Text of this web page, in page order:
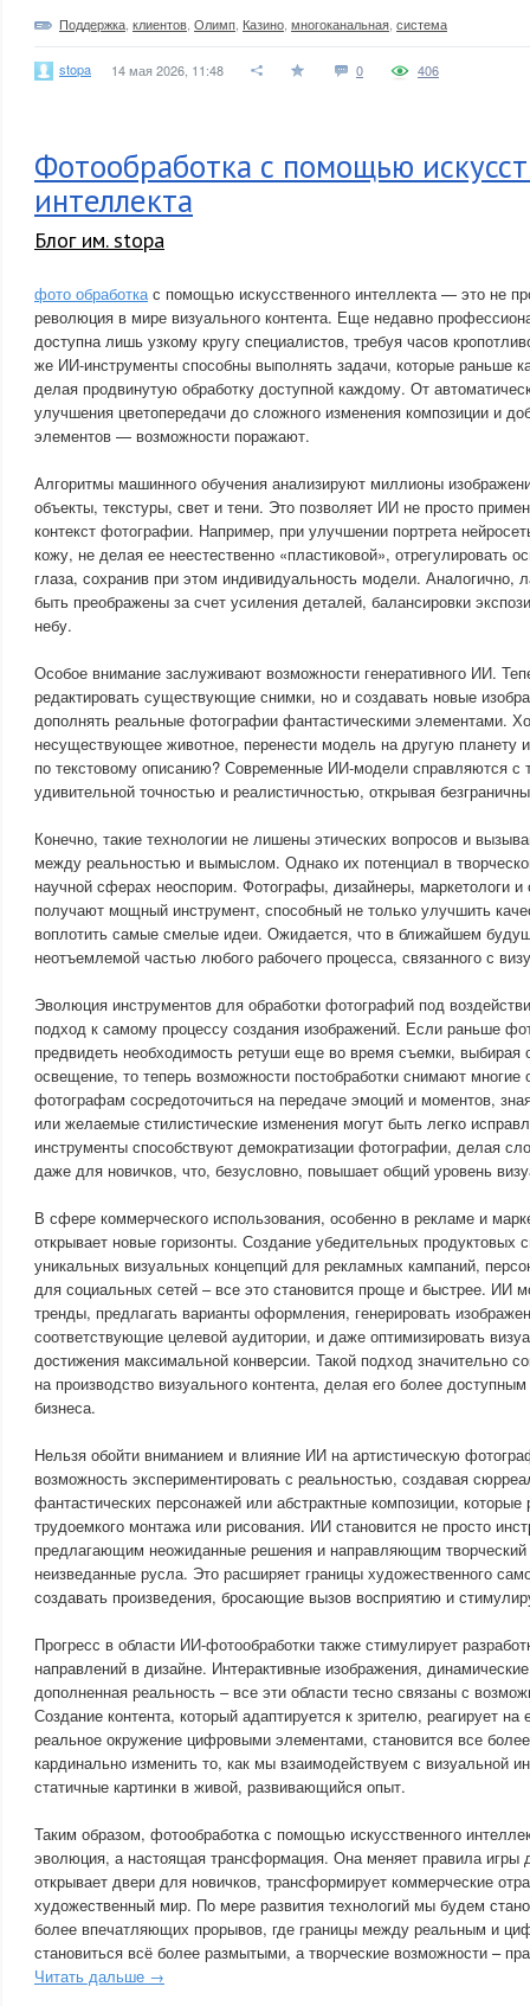
Поддержка клиентов Олимп Казино многоканальная система
stopa 14 мая 2026, 11:48 0 406
Фотообработка с помощью
интеллекта
Блог им. stopa
фото обработкас помощью искусственного интеллекта — это не
революция в мире визуального контента. Еще недавно
доступна лишь узкому кругу специалистов, требуя часов
же ИИ-инструменты способны выполнять задачи, которые раньше
делая продвинутую обработку доступной каждому. От
улучшения цветопередачи до сложного изменения композиции и
элементов — возможности поражают.
Алгоритмы машинного обучения анализируют миллионы
объекты, текстуры, свет и тени. Это позволяет ИИ не просто
контекст фотографии. Например, при улучшении портрета
кожу, не делая ее неестественно «пластиковой», отрегулировать
глаза, сохранив при этом индивидуальность модели. Аналогично,
быть преображены за счет усиления деталей, балансировки
небу.
Особое внимание заслуживают возможности генеративного ИИ.
редактировать существующие снимки, но и создавать новые
дополнять реальные фотографии фантастическими элементами.
несуществующее животное, перенести модель на другую планету
по текстовому описанию? Современные ИИ-модели справляются с
удивительной точностью и реалистичностью, открывая
Конечно, такие технологии не лишены этических вопросов и
между реальностью и вымыслом. Однако их потенциал в
научной сферах неоспорим. Фотографы, дизайнеры, маркетологи и
получают мощный инструмент, способный не только улучшить
воплотить самые смелые идеи. Ожидается, что в ближайшем
неотъемлемой частью любого рабочего процесса, связанного с
Эволюция инструментов для обработки фотографий под
подход к самому процессу создания изображений. Если раньше
предвидеть необходимость ретуши еще во время съемки, выбирая
освещение, то теперь возможности постобработки снимают многие
фотографам сосредоточиться на передаче эмоций и моментов,
или желаемые стилистические изменения могут быть легко
инструменты способствуют демократизации фотографии, делая
даже для новичков, что, безусловно, повышает общий уровень
В сфере коммерческого использования, особенно в рекламе и
открывает новые горизонты. Создание убедительных продуктовых
уникальных визуальных концепций для рекламных кампаний,
для социальных сетей – все это становится проще и быстрее. ИИ
тренды, предлагать варианты оформления, генерировать
соответствующие целевой аудитории, и даже оптимизировать
достижения максимальной конверсии. Такой подход значительно
на производство визуального контента, делая его более
бизнеса.
Нельзя обойти вниманием и влияние ИИ на артистическую
возможность экспериментировать с реальностью, создавая
фантастических персонажей или абстрактные композиции,
трудоемкого монтажа или рисования. ИИ становится не просто
предлагающим неожиданные решения и направляющим
неизведанные русла. Это расширяет границы художественного
создавать произведения, бросающие вызов восприятию и
Прогресс в области ИИ-фотообработки также стимулирует
направлений в дизайне. Интерактивные изображения,
дополненная реальность – все эти области тесно связаны с
Создание контента, который адаптируется к зрителю, реагирует на
реальное окружение цифровыми элементами, становится все
кардинально изменить то, как мы взаимодействуем с визуальной
статичные картинки в живой, развивающийся опыт.
Таким образом, фотообработка с помощью искусственного
эволюция, а настоящая трансформация. Она меняет правила игры
открывает двери для новичков, трансформирует коммерческие
художественный мир. По мере развития технологий мы будем
более впечатляющих прорывов, где границы между реальным и
становиться всё более размытыми, а творческие возможности –
Читать дальше →